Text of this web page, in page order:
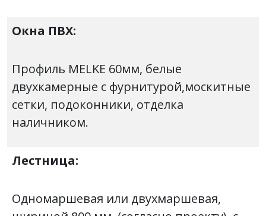
Окна ПВХ:
Профиль MELKE 60мм, белые
двухкамерные с фурнитурой,москитные
сетки, подоконники, отделка
наличником.
Лестница:
Одномаршевая или двухмаршевая,